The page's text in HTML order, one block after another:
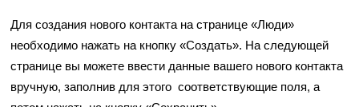
Для создания нового контакта на странице «Люди»
необходимо нажать на кнопку «Создать». На следующей
странице вы можете ввести данные вашего нового контакта
вручную, заполнив для этого соответствующие поля, а